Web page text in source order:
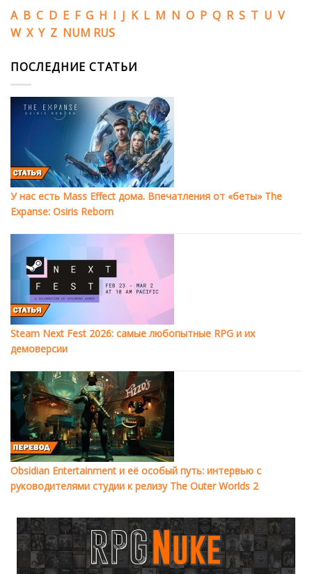
A B C D E F G H I J K L M N O P Q R S T U V
W X Y Z NUM RUS
ПОСЛЕДНИЕ СТАТЬИ
У нас есть Mass Effect дома. Впечатления от «беты» The
Expanse: Osiris Reborn
Steam Next Fest 2026: самые любопытные RPG и их
демоверсии
Obsidian Entertainment и её особый путь: интервью с
руководителями студии к релизу The Outer Worlds 2